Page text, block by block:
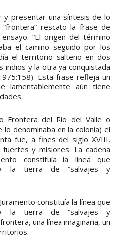
y presentar una síntesis de lo
rescato la frase de
“El origen del término
el camino seguido por los
el territorio salteño en dos
indios y la otra ya conquistada
Esta frase refleja un
lamentablemente aún tiene
Frontera del Río del Valle o
denominaba en la colonia) el
fue, a fines del siglo XVIII,
y misiones. La cadena
constituía la línea que
la tierra de “salvajes y
constituía la línea que
la tierra de “salvajes y
una línea imaginaria, un